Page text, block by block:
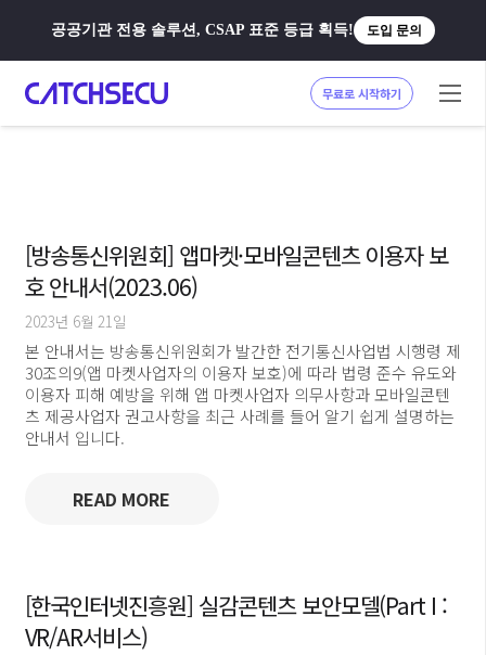
공공기관 전용 솔루션, CSAP 표준 등급 획득! 도입 문의
무료로 시작하기
[방송통신위원회] 앱마켓·모바일콘텐츠 이용자 보
호 안내서(2023.06)
2023년 6월 21일
본 안내서는 방송통신위원회가 발간한 전기통신사업법 시행령 제
30조의9(앱 마켓사업자의 이용자 보호)에 따라 법령 준수 유도와
이용자 피해 예방을 위해 앱 마켓사업자 의무사항과 모바일콘텐
츠 제공사업자 권고사항을 최근 사례를 들어 알기 쉽게 설명하는
안내서 입니다.
READ MORE
[한국인터넷진흥원] 실감콘텐츠 보안모델(Part I :
VR/AR서비스)